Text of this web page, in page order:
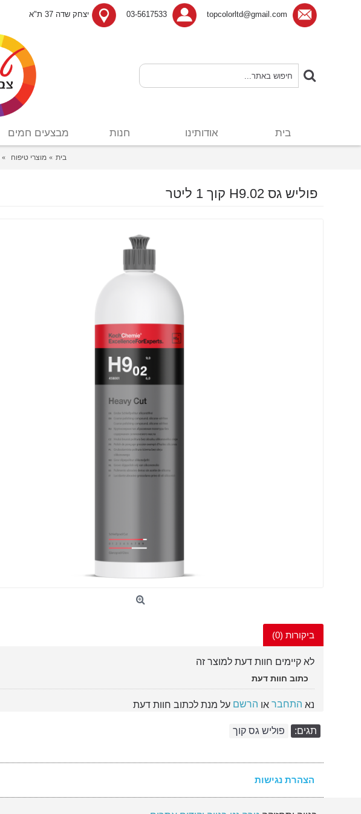
topcolorltd@gmail.com
03-5617533 יצחק שדה 37 ת"א
בית אודותינו חנות מבצעים חמים
בית מוצרי טיפוח
פוליש גס H9.02 קוך 1 ליטר
ביקורות (0)
לא קיימים חוות דעת למוצר זה
כתוב חוות דעת
נא התחבר או הרשם על מנת לכתוב חוות דעת
תגים: פוליש גס קוך
הצהרת נגישות